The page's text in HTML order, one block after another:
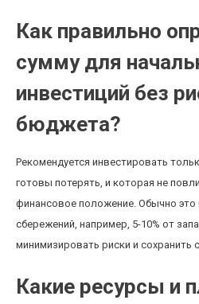
Как правильно
сумму для
инвестиций без
бюджета?
Рекомендуется инвестировать
готовы потерять, и которая не
финансовое положение. Обычно это
сбережений, например, 5-10% от
минимизировать риски и сохранить
Какие ресурсы и